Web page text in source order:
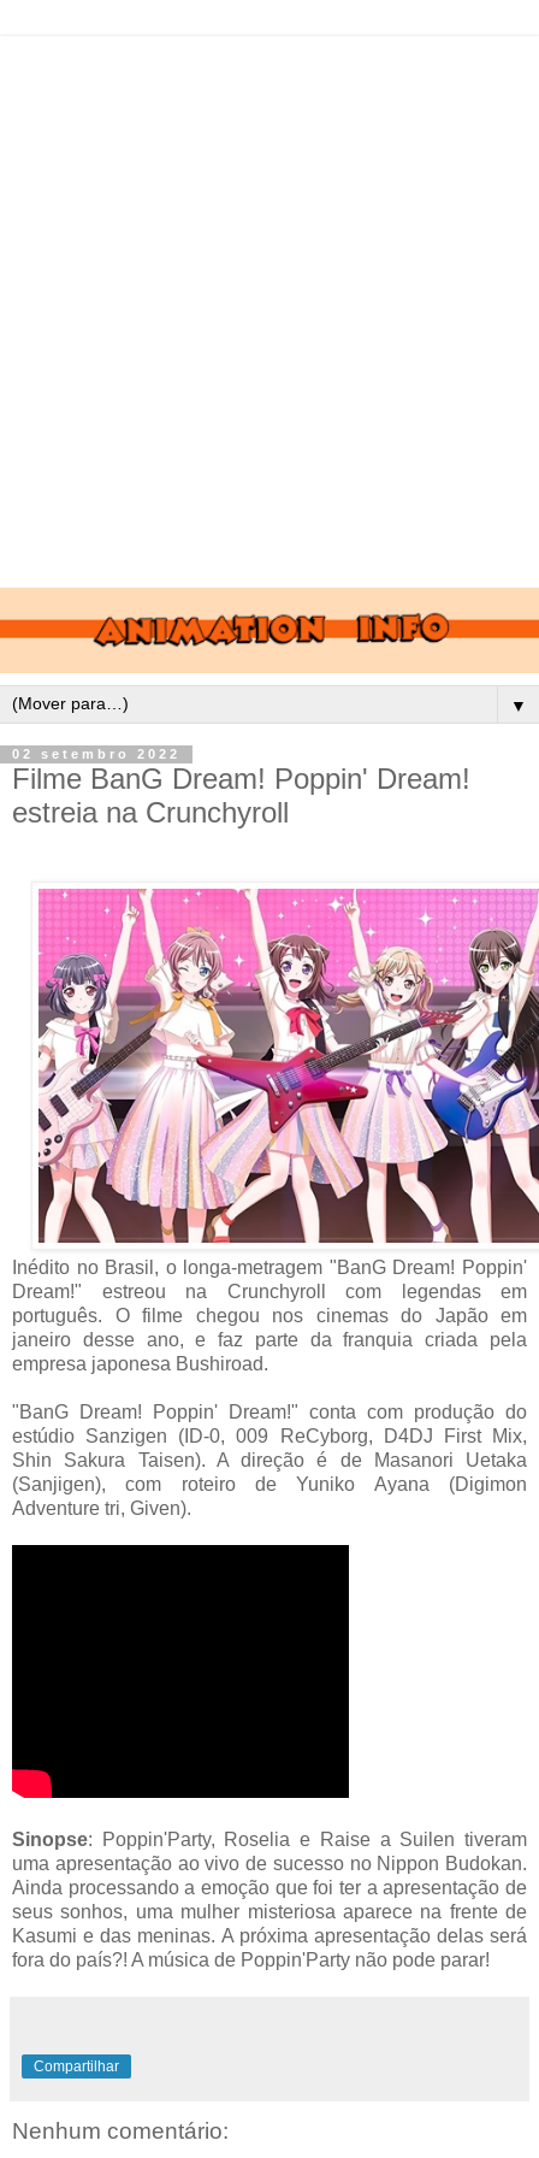
▼
02 setembro 2022
Filme BanG Dream! Poppin' Dream!
estreia na Crunchyroll
Inédito no Brasil, o longa-metragem "BanG Dream! Poppin'
Dream!" estreou na Crunchyroll com legendas em
português. O filme chegou nos cinemas do Japão em
janeiro desse ano, e faz parte da franquia criada pela
empresa japonesa Bushiroad.
"BanG Dream! Poppin' Dream!" conta com produção do
estúdio Sanzigen (ID-0, 009 ReCyborg, D4DJ First Mix,
Shin Sakura Taisen). A direção é de Masanori Uetaka
(Sanjigen), com roteiro de Yuniko Ayana (Digimon
Adventure tri, Given).
Sinopse: Poppin'Party, Roselia e Raise a Suilen tiveram
uma apresentação ao vivo de sucesso no Nippon Budokan.
Ainda processando a emoção que foi ter a apresentação de
seus sonhos, uma mulher misteriosa aparece na frente de
Kasumi e das meninas. A próxima apresentação delas será
fora do país?! A música de Poppin'Party não pode parar!
Compartilhar
Nenhum comentário: